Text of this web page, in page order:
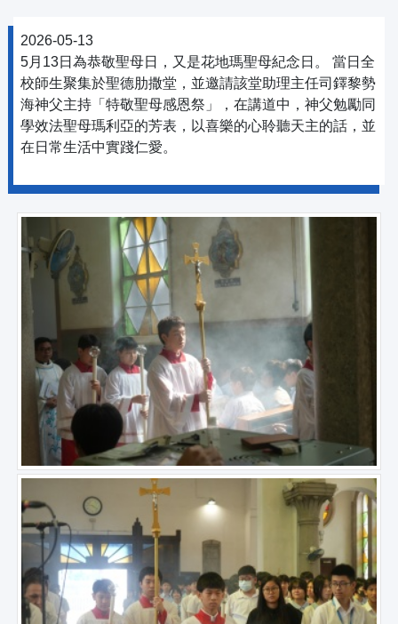
2026-05-13
5月13日為恭敬聖母日，又是花地瑪聖母紀念日。 當日全
校師生聚集於聖德肋撒堂，並邀請該堂助理主任司鐸黎勢
海神父主持「特敬聖母感恩祭」，在講道中，神父勉勵同
學效法聖母瑪利亞的芳表，以喜樂的心聆聽天主的話，並
在日常生活中實踐仁愛。